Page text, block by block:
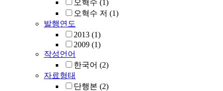
오혁수 (1)
오혁수 저 (1)
발행연도
2013 (1)
2009 (1)
작성언어
한국어 (2)
자료형태
단행본 (2)